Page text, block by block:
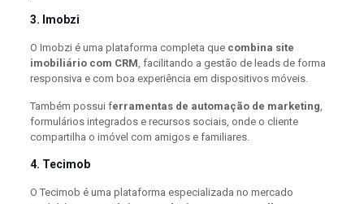
3. Imobzi
O Imobzi é uma plataforma completa que combina site
imobiliário com CRM, facilitando a gestão de leads de forma
responsiva e com boa experiência em dispositivos móveis.
Também possui ferramentas de automação de marketing,
formulários integrados e recursos sociais, onde o cliente
compartilha o imóvel com amigos e familiares.
4. Tecimob
O Tecimob é uma plataforma especializada no mercado